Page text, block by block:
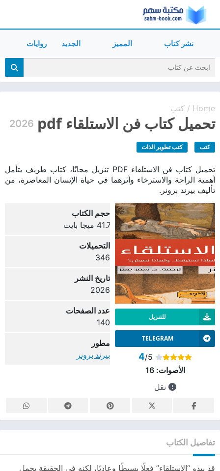
نشر كتاب المميز الجديد روايات
Home
/ كتب
تحميل كتاب فن الاستلقاء pdf 2026
كتب كتب تطوير الذات
تحميل كتاب فن الاستلقاء PDF تنزيل مجانًا، كتاب طريف يتأمل
أهمية الراحة والاسترخاء وأثرهما في حياة الإنسان المعاصرة، من
تأليف بيرند برونر.
للتنزيل
TELEGRAM
4/5
الأصوات:16
نقل
حجم الكتاب
41.7 ميجا بايت
التحميلات
346
تاريخ النشر
2026
عدد الصفحات
140
مطور
بيرند برونر
تفاصيل الكتاب
قد يبدو “الاستلقاء” فعلًا بسيطًا وعاديًا، لكنه في الحقيقة يحمل